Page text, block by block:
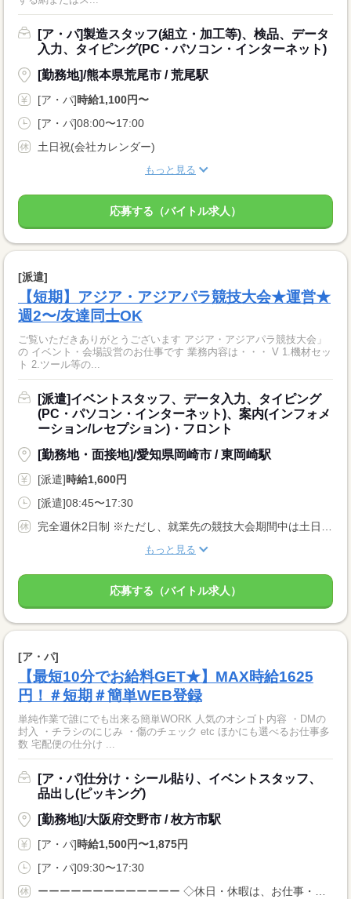
[ア・パ]製造スタッフ(組立・加工等)、検品、データ
入力、タイピング(PC・パソコン・インターネット)
[勤務地]/熊本県荒尾市 / 荒尾駅
[ア・パ]時給1,100円〜
[ア・パ]08:00〜17:00
土日祝(会社カレンダー)
もっと見る
応募する（バイトル求人）
[派遣]
【短期】アジア・アジアパラ競技大会★運営★
週2〜/友達同士OK
ご覧いただきありがとうございます アジア・アジアパラ競技大会」
の イベント・会場設営のお仕事です 業務内容は・・・ V 1.機材セッ
ト 2.ツール等の...
[派遣]イベントスタッフ、データ入力、タイピング
(PC・パソコン・インターネット)、案内(インフォメ
ーション/レセプション)・フロント
[勤務地・面接地]/愛知県岡崎市 / 東岡崎駅
[派遣]時給1,600円
[派遣]08:45〜17:30
完全週休2日制 ※ただし、就業先の競技大会期間中は土日含むシフト勤務となります。 ※大会期間中は競技スケジュールに合わせ変動する。 企業カレンダーあり
もっと見る
応募する（バイトル求人）
[ア・パ]
【最短10分でお給料GET★】MAX時給1625
円！＃短期＃簡単WEB登録
単純作業で誰にでも出来る簡単WORK 人気のオシゴト内容 ・DMの
封入 ・チラシのにじみ ・傷のチェック etc ほかにも選べるお仕事多
数 宅配便の仕分け ...
[ア・パ]仕分け・シール貼り、イベントスタッフ、
品出し(ピッキング)
[勤務地]/大阪府交野市 / 枚方市駅
[ア・パ]時給1,500円〜1,875円
[ア・パ]09:30〜17:30
ーーーーーーーーーーーーー ◇休日・休暇は、お仕事・勤務場所により異なります！ ◇あなたの働きたいときに勤務が可能♪ 主婦(夫)さんやフリーターさんなど、 休み希望などもお気軽にお伝えくださいね。